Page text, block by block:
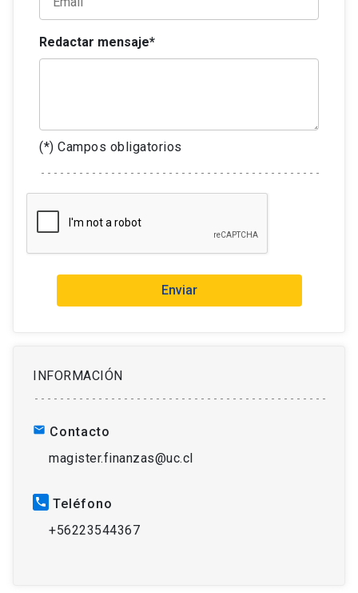
INFORMACIÓN
mail Contacto
magister.finanzas@uc.cl
phone Teléfono
+56223544367
Redactar mensaje*
(*) Campos obligatorios
Enviar